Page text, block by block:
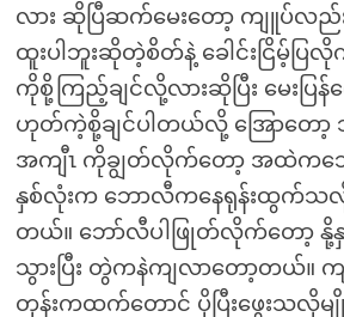
လား ဆိုပြီဆက်မေးတော့ ကျူပ်လည်
ထူးပါဘူးဆိုတဲ့စိတ်နဲ့ ခေါင်းငြိမ့်ပြ
ကိုစို့ကြည့်ချင်လို့လားဆိုပြီး မေးပြ
ဟုတ်ကဲ့စို့ချင်ပါတယ်လို့ အြောတော့
အကျီၤ ကိုချွတ်လိုက်တော့ အထဲကဘေ
နှစ်လုံးက ဘောလီကနေရုန်းထွက်သ
တယ်။ ဘော်လီပါဖြုတ်လိုက်တော့
သွားပြီး တွဲကနဲကျလာတော့တယ်။ က
တုန်းကထက်တောင် ပိုပြီးဖွေးသလို